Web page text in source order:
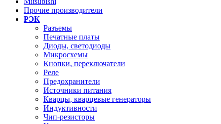
Прочие производители
РЭК
Разъемы
Печатные платы
Диоды, светодиоды
Микросхемы
Кнопки, переключатели
Реле
Предохранители
Источники питания
Кварцы, кварцевые генераторы
Индуктивности
Чип-резисторы